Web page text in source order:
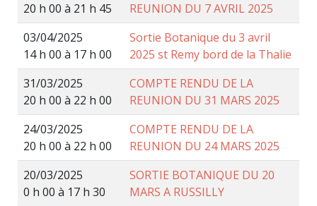
20 h 00 à 21 h 45
REUNION DU 7 AVRIL 2025
03/04/2025
14 h 00 à 17 h 00
Sortie Botanique du 3 avril
2025 st Remy bord de la Thalie
31/03/2025
20 h 00 à 22 h 00
COMPTE RENDU DE LA
REUNION DU 31 MARS 2025
24/03/2025
20 h 00 à 22 h 00
COMPTE RENDU DE LA
REUNION DU 24 MARS 2025
20/03/2025
0 h 00 à 17 h 30
SORTIE BOTANIQUE DU 20
MARS A RUSSILLY